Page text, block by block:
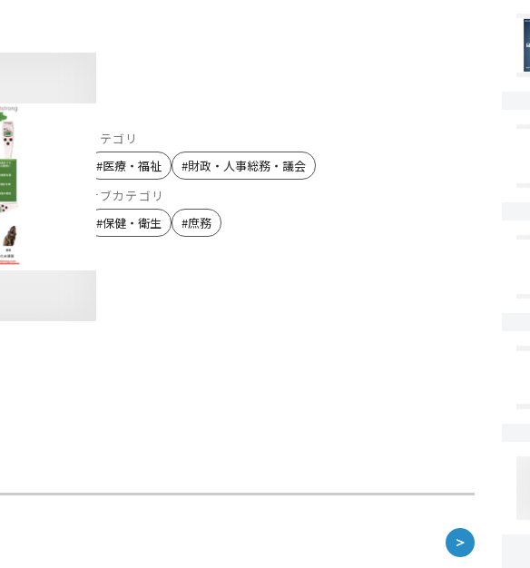
カテゴリ
#医療・福祉 #財政・人事総務・議会
サブカテゴリ
#保健・衛生 #庶務
＞